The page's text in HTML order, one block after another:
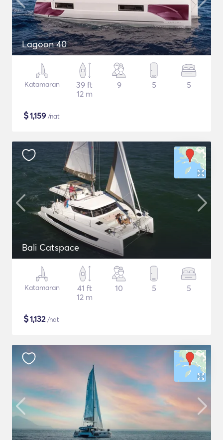
Lagoon 40
Katamaran
39 ft
12 m
9 5 5
$1,159 /nat
Bali Catspace
Katamaran
41 ft
12 m
10 5 5
$1,132/nat